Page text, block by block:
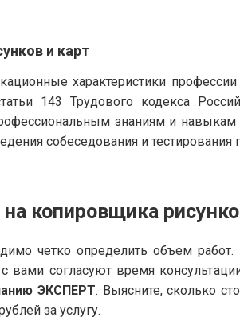
и карт
характеристики профессии
143 Трудового кодекса
знаниям и навыкам
собеседования и тестирования
копировщика
четко определить объем
вами согласуют время
ЭКСПЕРТ. Выясните, сколько
за услугу.